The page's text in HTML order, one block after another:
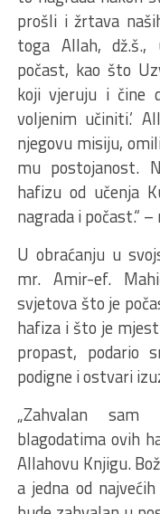
prošli i žrtava
toga Allah, dž.š.,
počast, kao što
koji vjeruju i čine
voljenim učiniti.’
njegovu misiju,
mu postojanost.
hafizu od učenja
nagrada i počast.“
U obraćanju u
mr. Amir-ef.
svjetova što je
hafiza i što je
propast, podario
podigne i ostvari
„Zahvalan sam
blagodatima ovih
Allahovu Knjigu.
a jedna od